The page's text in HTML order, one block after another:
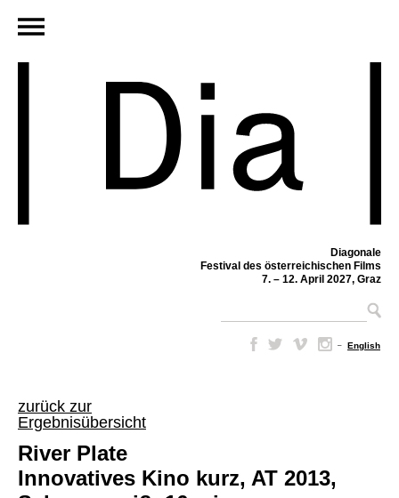
Diagonale
Festival des österreichischen Films
7. – 12. April 2027, Graz
– English
zurück zur
Ergebnisübersicht
River Plate
Innovatives Kino kurz, AT 2013,